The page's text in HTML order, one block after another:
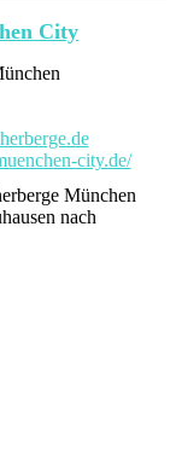
City
city.de/
München
nach